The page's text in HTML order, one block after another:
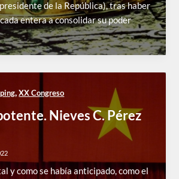
de la República), tras haber
entera a consolidar su poder
,XX Congreso
Nieves C. Pérez
y como se había anticipado, como el